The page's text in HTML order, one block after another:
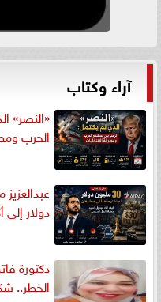
آراء وكتاب
«النصر»
الحرب
دولار
دكتورة
الخطر..